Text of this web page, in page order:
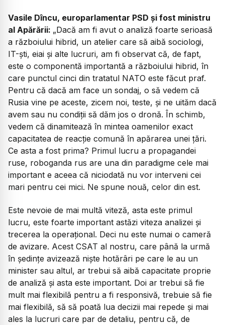
Vasile Dîncu, europarlamentar PSD și fost ministru
al Apărării: „Dacă am fi avut o analiză foarte serioasă
a războiului hibrid, un atelier care să aibă sociologi,
IT-ști, eiai și alte lucruri, am fi observat că, de fapt,
este o componentă importantă a războiului hibrid, în
care punctul cinci din tratatul NATO este făcut praf.
Pentru că dacă am face un sondaj, o să vedem că
Rusia vine pe aceste, zicem noi, teste, și ne uităm dacă
avem sau nu condiții să dăm jos o dronă. În schimb,
vedem că dinamitează în mintea oamenilor exact
capacitatea de reacție comună în apărarea unei țări.
Ce asta a fost prima? Primul lucru a propagandei
ruse, roboganda rus are una din paradigme cele mai
important e aceea că niciodată nu vor interveni cei
mari pentru cei mici. Ne spune nouă, celor din est.
Este nevoie de mai multă viteză, asta este primul
lucru, este foarte important astăzi viteza analizei și
trecerea la operațional. Deci nu este numai o cameră
de avizare. Acest CSAT al nostru, care până la urmă
în ședințe avizează niște hotărâri pe care le au un
minister sau altul, ar trebui să aibă capacitate proprie
de analiză și asta este important. Doi ar trebui să fie
mult mai flexibilă pentru a fi responsivă, trebuie să fie
mai flexibilă, să să poată lua decizii mai repede și mai
ales la lucruri care par de detaliu, pentru că, de